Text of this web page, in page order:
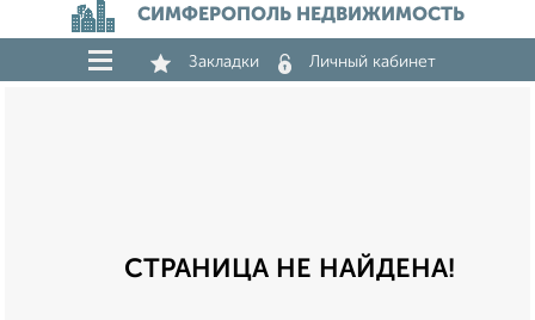
СИМФЕРОПОЛЬ НЕДВИЖИМОСТЬ
Закладки Личный кабинет
СТРАНИЦА НЕ НАЙДЕНА!